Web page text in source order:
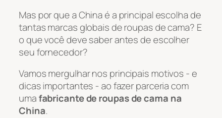
Mas por que a China é a principal escolha de
tantas marcas globais de roupas de cama? E
o que você deve saber antes de escolher
seu fornecedor?
Vamos mergulhar nos principais motivos - e
dicas importantes - ao fazer parceria com
umafabricante de roupas de cama na
China.